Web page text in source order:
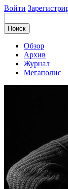
Войти
Обзор
Архив
Журнал
Мегаполис